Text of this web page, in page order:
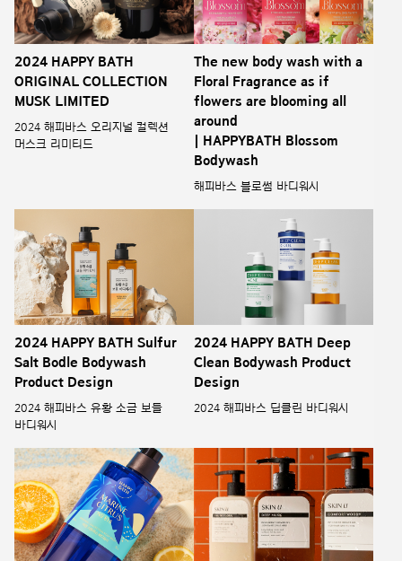
2024 HAPPY BATH
ORIGINAL COLLECTION
MUSK LIMITED
2024 해피바스 오리지널 컬렉션
머스크 리미티드
The new body wash with a
Floral Fragrance as if
flowers are blooming all
around
| HAPPYBATH Blossom
Bodywash
해피바스 블로썸 바디워시
2024 HAPPY BATH Sulfur
Salt Bodle Bodywash
Product Design
2024 해피바스 유황 소금 보들
바디워시
2024 HAPPY BATH Deep
Clean Bodywash Product
Design
2024 해피바스 딥클린 바디워시